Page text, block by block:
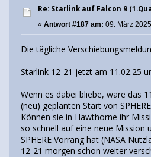
Re: Starlink auf Falcon 9
« Antwort #187 am: 09. März
Die tägliche
Starlink 12-21 jetzt am 11.02.25
Wenn es dabei bliebe, wäre das
(neu) geplanten Start von
Können sie in Hawthorne ihr
so schnell auf eine neue Mission
SPHERE Vorrang hat (NASA
12-21 morgen schon weiter